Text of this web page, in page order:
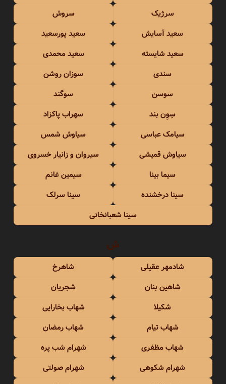
سرژیک
سروش
سعید آسایش
سعید پورسعید
سعید شایسته
سعید محمدی
سندی
سوزان روشن
سوسن
سوگند
سِوِن بند
سهراب پاکزاد
سیامک عباسی
سیاوش شمس
سیاوش قمیشی
سیروان و زانیار خسروی
سیما بینا
سیمین غانم
سینا درخشنده
سینا سرلک
سینا شعبانخانی
ش
شادمهر عقیلی
شاهرخ
شاهین بنان
شجریان
شکیلا
شهاب بخارایی
شهاب تیام
شهاب رمضان
شهاب مظفری
شهرام شب پره
شهرام شکوهی
شهرام صولتی